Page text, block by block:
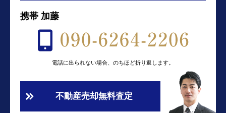
携帯 加藤
電話に出られない場合、のちほど折り返します。
不動産売却無料査定